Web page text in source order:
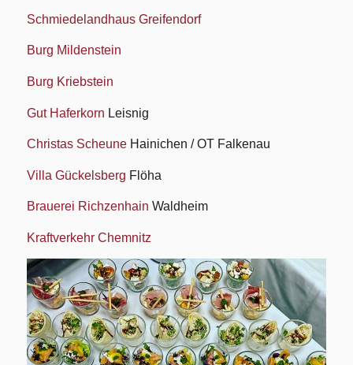
Schmiedelandhaus Greifendorf
Burg Mildenstein
Burg Kriebstein
Gut Haferkorn Leisnig
Christas ScheuneHainichen / OT Falkenau
Villa Gückelsberg Flöha
Brauerei Richzenhain Waldheim
Kraftverkehr Chemnitz